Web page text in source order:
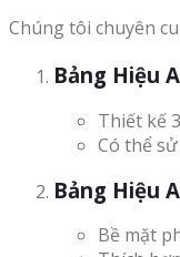
Chúng tôi chuyên
Bảng Hiệu
Thiết kế
Có thể
Bảng Hiệu
Bề mặt